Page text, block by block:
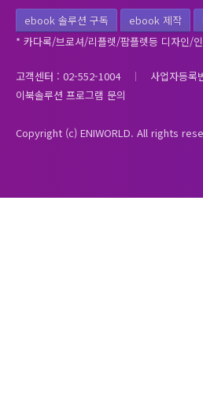
ebook 솔루션 구독 ebook 제작
* 카다록/브로셔/리플렛/팜플렛등 디자인/
고객센터 : 02-552-1004
사업자등
이북솔루션 프로그램 문의
Copyright (c) ENIWORLD. All rights